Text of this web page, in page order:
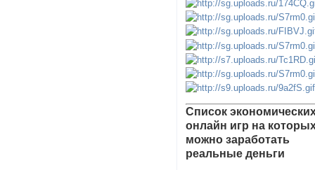
Список
онлайн игр на
можно заработать
реальные деньги